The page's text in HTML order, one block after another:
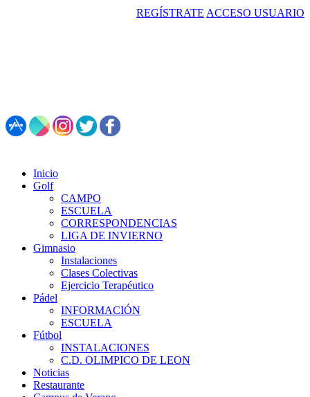
REGÍSTRATE ACCESO USUARIO
Inicio
Golf
CAMPO
ESCUELA
CORRESPONDENCIAS
LIGA DE INVIERNO
Gimnasio
Instalaciones
Clases Colectivas
Ejercicio Terapéutico
Pádel
INFORMACIÓN
ESCUELA
Fútbol
INSTALACIONES
C.D. OLIMPICO DE LEON
Noticias
Restaurante